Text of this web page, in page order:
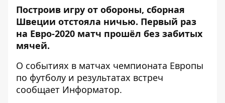
Построив игру от обороны, сборная
Швеции отстояла ничью. Первый раз
на Евро-2020 матч прошёл без забитых
мячей.
О событиях в матчах чемпионата Европы
по футболу и результатах встреч
сообщает Информатор.